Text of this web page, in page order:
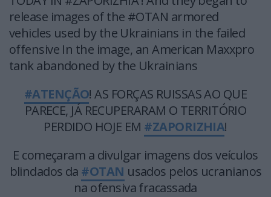
release images of the #OTAN armored
vehicles used by the Ukrainians in the failed
offensive In the image, an American Maxxpro
tank abandoned by the Ukrainians
#ATENÇÃO! AS FORÇAS RUISSAS AO QUE
PARECE, JÁ RECUPERARAM O TERRITÓRIO
PERDIDO HOJE EM #ZAPORIZHIA!
E começaram a divulgar imagens dos veículos
blindados da #OTAN usados pelos ucranianos
na ofensiva fracassada